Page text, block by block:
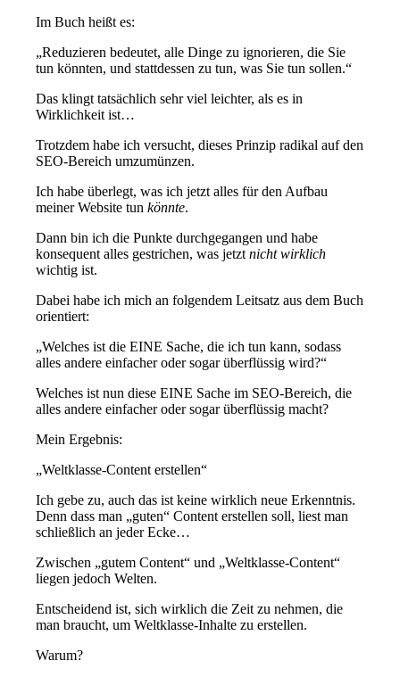
Im Buch heißt es:
„Reduzieren bedeutet, alle Dinge zu ignorieren, die Sie
tun könnten, und stattdessen zu tun, was Sie tun sollen.“
Das klingt tatsächlich sehr viel leichter, als es in
Wirklichkeit ist…
Trotzdem habe ich versucht, dieses Prinzip radikal auf den
SEO-Bereich umzumünzen.
Ich habe überlegt, was ich jetzt alles für den Aufbau
meiner Website tunkönnte.
Dann bin ich die Punkte durchgegangen und habe
konsequent alles gestrichen, was jetztnicht wirklich
wichtig ist.
Dabei habe ich mich an folgendem Leitsatz aus dem Buch
orientiert:
„Welches ist die EINE Sache, die ich tun kann, sodass
alles andere einfacher oder sogar überflüssig wird?“
Welches ist nun diese EINE Sache im SEO-Bereich, die
alles andere einfacher oder sogar überflüssig macht?
Mein Ergebnis:
„Weltklasse-Content erstellen“
Ich gebe zu, auch das ist keine wirklich neue Erkenntnis.
Denn dass man „guten“ Content erstellen soll, liest man
schließlich an jeder Ecke…
Zwischen „gutem Content“ und „Weltklasse-Content“
liegen jedoch Welten.
Entscheidend ist, sich wirklich die Zeit zu nehmen, die
man braucht, um Weltklasse-Inhalte zu erstellen.
Warum?